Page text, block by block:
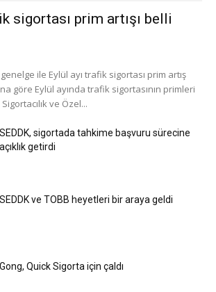
sigortası prim artışı belli
genelge ile Eylül ayı trafik sigortası prim artış
göre Eylül ayında trafik sigortasının primleri
ve Özel...
SEDDK, sigortada tahkime başvuru sürecine
açıklık getirdi
SEDDK ve TOBB heyetleri bir araya geldi
Gong, Quick Sigorta için çaldı